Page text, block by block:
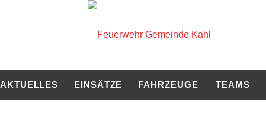
AKTUELLES EINSÄTZE FAHRZEUGE TEAMS